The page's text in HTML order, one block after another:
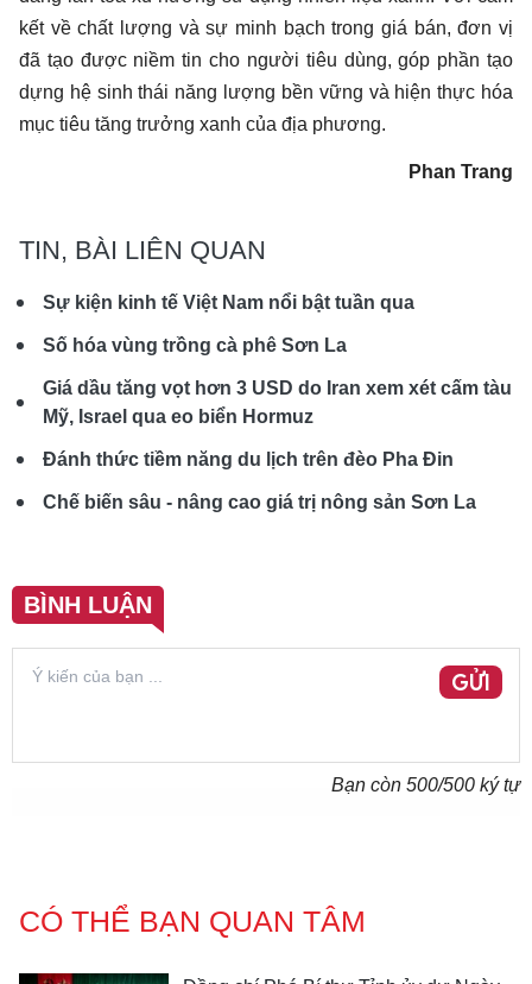
kết về chất lượng và sự minh bạch trong giá bán, đơn vị
đã tạo được niềm tin cho người tiêu dùng, góp phần tạo
dựng hệ sinh thái năng lượng bền vững và hiện thực hóa
mục tiêu tăng trưởng xanh của địa phương.
Phan Trang
TIN, BÀI LIÊN QUAN
Sự kiện kinh tế Việt Nam nổi bật tuần qua
Số hóa vùng trồng cà phê Sơn La
Giá dầu tăng vọt hơn 3 USD do Iran xem xét cấm tàu
Mỹ, Israel qua eo biển Hormuz
Đánh thức tiềm năng du lịch trên đèo Pha Đin
Chế biến sâu - nâng cao giá trị nông sản Sơn La
BÌNH LUẬN
GỬI
Bạn còn 500/500 ký tự
CÓ THỂ BẠN QUAN TÂM